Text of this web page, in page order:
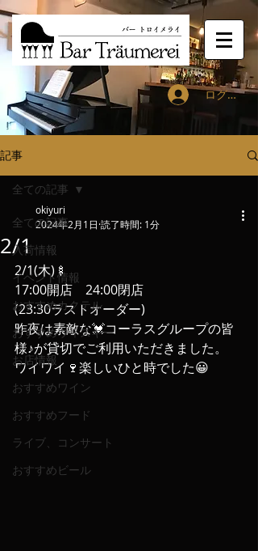
ログイン
記事
全ての記事
入荷情報
イベント情報
おすすめカクテル
おすすめウィスキー
お店情報
おすすめワイン
おすすめフード
ライブ、コンサート
おすすめビール
全ての記事
2/1
okiyuri
2024年2月1日 読了時間: 1分
2/1(木)🍢
17:00開店　24:00閉店
(23:30ラストオーダー)
昨夜は素敵な💓コーラスグループの皆
様♪が貸切でご利用いただきました。
ワイワイ🍷楽しいひと時でした😀